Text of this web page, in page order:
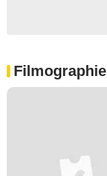
Filmographie